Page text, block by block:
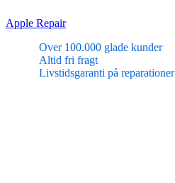
Skip
Apple Repair
Over 100.000 glade kunder
Altid fri fragt
Livstidsgaranti på reparationer